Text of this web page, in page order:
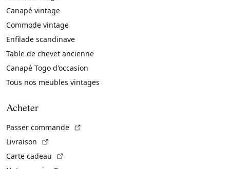
Canapé vintage
Commode vintage
Enfilade scandinave
Table de chevet ancienne
Canapé Togo d'occasion
Tous nos meubles vintages
Acheter
Passer commande
Livraison
Carte cadeau